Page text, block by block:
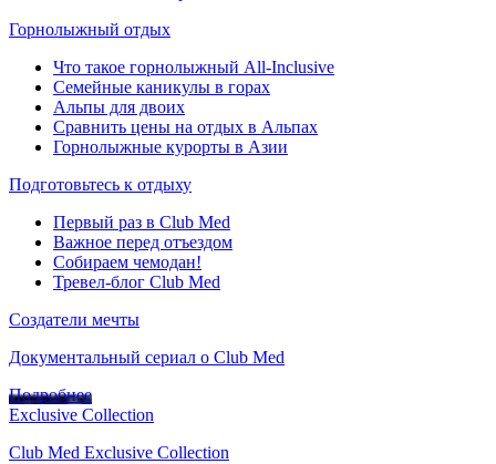
Горнолыжный отдых
Что такое горнолыжный All-Inclusive
Семейные каникулы в горах
Альпы для двоих
Сравнить цены на отдых в Альпах
Горнолыжные курорты в Азии
Подготовьтесь к отдыху
Первый раз в Club Med
Важное перед отъездом
Собираем чемодан!
Тревел-блог Club Med
Создатели мечты
Документальный сериал о Club Med
Подробнее
Exclusive Collection
Club Med Exclusive Collection